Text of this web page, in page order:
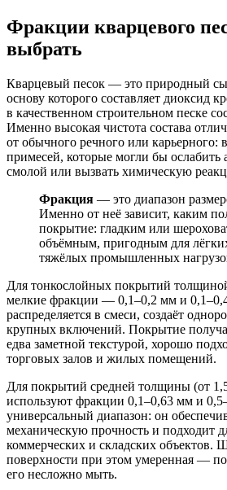
Фракции кварцевого
выбрать
Кварцевый песок — это природный
основу которого составляет диоксид
в качественном строительном песке
Именно высокая чистота состава
от обычного речного или
примесей, которые могли бы ослабить
смолой или вызвать химическую
Фракция — это диапазон
Именно от неё зависит, каким
покрытие: гладким или
объёмным, пригодным для
тяжёлых промышленных
Для тонкослойных покрытий
мелкие фракции — 0,1–0,2 мм и
распределяется в смеси, создаёт
крупных включений. Покрытие
едва заметной текстурой, хорошо
торговых залов и жилых помещений.
Для покрытий средней толщины (от
используют фракции 0,1–0,63 мм и
универсальный диапазон: он
механическую прочность и подходит
коммерческих и складских объектов.
поверхности при этом умеренная —
его несложно мыть.